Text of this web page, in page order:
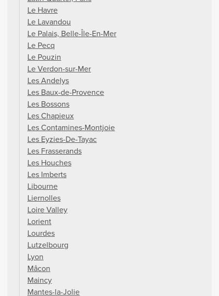
Le Havre
Le Lavandou
Le Palais, Belle-Île-En-Mer
Le Pecq
Le Pouzin
Le Verdon-sur-Mer
Les Andelys
Les Baux-de-Provence
Les Bossons
Les Chapieux
Les Contamines-Montjoie
Les Eyzies-De-Tayac
Les Frasserands
Les Houches
Les Imberts
Libourne
Liernolles
Loire Valley
Lorient
Lourdes
Lutzelbourg
Lyon
Mâcon
Maincy
Mantes-la-Jolie